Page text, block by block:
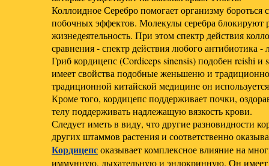
Коллоидное Серебро помогает организму
побочных эффектов. Молекулы серебра
жизнедеятельность. При этом спектр действия
сравнения - спектр действия любого антибиотика
Гриб кордицепс (Cordiceps sinensis) подобен reishi
имеет свойства подобные женьшеню и
традиционной китайской медицине он
Кроме того, кордицепс поддерживает почки,
телу поддерживать надлежащую вязкость крови.
Следует иметь в виду, что другие разновидности
других штаммов растения и соответственно
Кордицепсоказывает комплексное влияние на
иммунную, дыхательную и эндокринную. Он имеет